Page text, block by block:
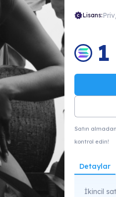
Lisans:
1
Satın
kontrol edin!
Detaylar
İkincil